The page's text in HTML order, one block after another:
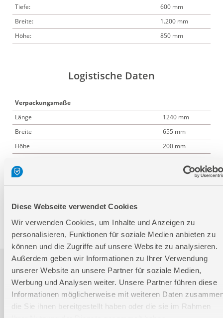
Diese Webseite verwendet Cookies
Wir verwenden Cookies, um Inhalte und Anzeigen zu
personalisieren, Funktionen für soziale Medien anbieten zu
können und die Zugriffe auf unsere Website zu analysieren.
Außerdem geben wir Informationen zu Ihrer Verwendung
unserer Website an unsere Partner für soziale Medien,
Werbung und Analysen weiter. Unsere Partner führen diese
Informationen möglicherweise mit weiteren Daten
die Sie ihnen bereitgestellt haben oder die sie im Rahmen
Tiefe:
600 mm
Breite:
1.200 mm
Höhe:
850 mm
Logistische Daten
Verpackungsmaße
Länge
1240 mm
Breite
655 mm
Höhe
200 mm
Nettogewicht:
GTIN:
Artikelnummer:
40470
Downloads
Produktinformation